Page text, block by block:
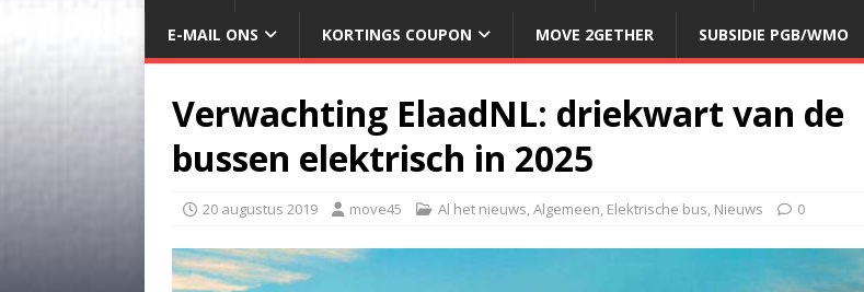
E-MAIL ONS KORTINGS COUPON MOVE 2GETHER SUBSIDIE PGB/WMO
Verwachting ElaadNL: driekwart van de
bussen elektrisch in 2025
20 augustus 2019 move45 Al het nieuws,Algemeen, Elektrische bus, Nieuws 0